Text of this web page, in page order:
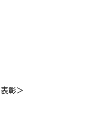
彰＞